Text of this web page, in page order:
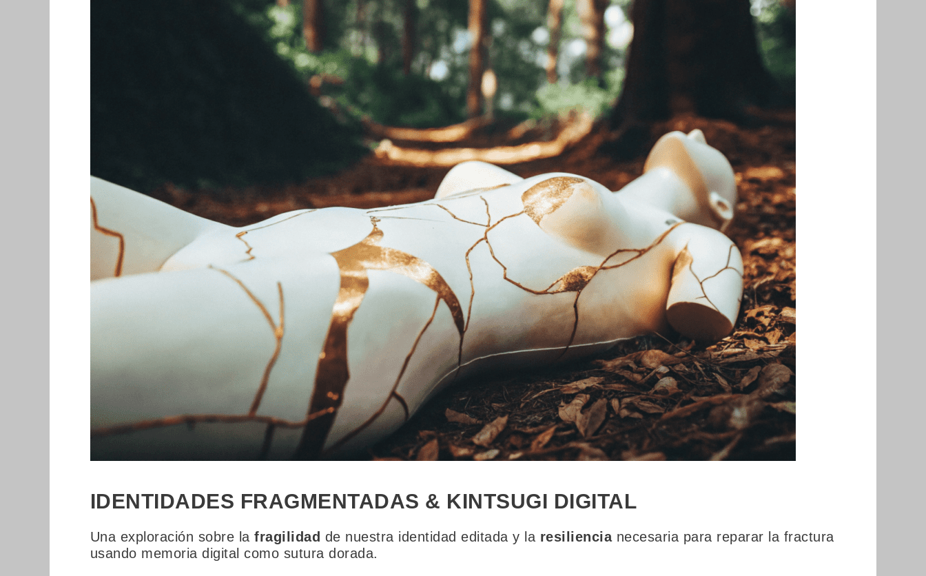
IDENTIDADES FRAGMENTADAS & KINTSUGI DIGITAL
Una exploración sobre la fragilidad de nuestra identidad editada y la resiliencianecesaria para reparar la fractura
usando memoria digital como sutura dorada.